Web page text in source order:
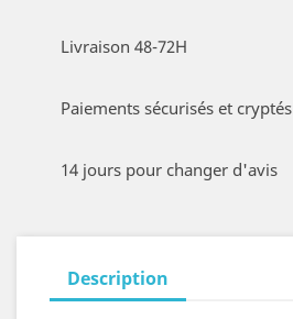
Livraison 48-72H
Paiements sécurisés et cryptés
14 jours pour changer d'avis
Description